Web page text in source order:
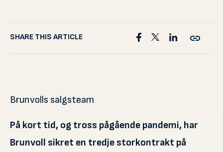
SHARE THIS ARTICLE
Brunvolls salgsteam
På kort tid, og tross pågående pandemi, har
Brunvoll sikret en tredje storkontrakt på